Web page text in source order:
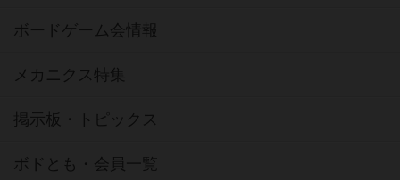
ボードゲーム会情報
メカニクス特集
掲示板・トピックス
ボドとも・会員一覧